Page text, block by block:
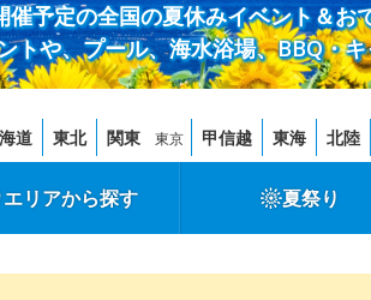
催予定の全国の夏休みイベント＆お
トや、プール、海水浴場、BBQ・
道 東北 関東 東京 甲信越 東海 北陸
エリアから探す 夏祭り